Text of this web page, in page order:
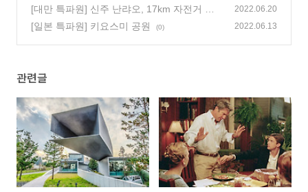
보러 가자 我们一起去看韩国国家队的足球比
赛
(0)
[대만 특파원] 신주 난랴오, 17km 자전거 도
로
(0)
2022.06.20
[일본 특파원] 키요스미 공원 (0) 2022.06.13
관련글